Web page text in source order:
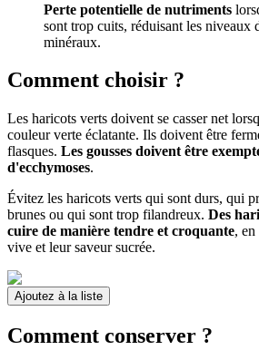
Perte potentielle de nutriments
sont trop cuits, réduisant les niveaux
minéraux.
Comment choisir ?
Les haricots verts doivent se casser net
couleur verte éclatante. Ils doivent être
flasques. Les gousses doivent être
d'ecchymoses.
Évitez les haricots verts qui sont durs, qui
brunes ou qui sont trop filandreux. Des
cuire de manière tendre et croquante,
vive et leur saveur sucrée.
Ajoutez à la liste
Comment conserver ?